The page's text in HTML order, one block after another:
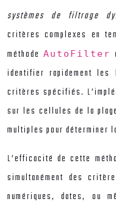
systèmes de filtrage
critères complexes en
méthodeAutoFilter
identifier rapidement les
critères spécifiés.
sur les cellules de la
multiples pour déterminer
L’efficacité de cette
simultanément des
numériques, dates, ou